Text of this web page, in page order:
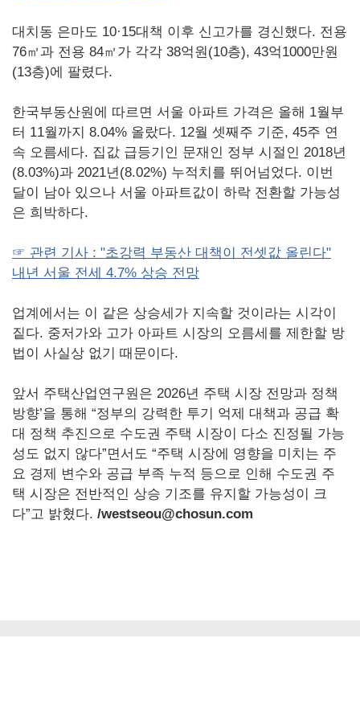
대치동 은마도 10·15대책 이후 신고가를 경신했다. 전용
76㎡과 전용 84㎡가 각각 38억원(10층), 43억1000만원
(13층)에 팔렸다.
한국부동산원에 따르면 서울 아파트 가격은 올해 1월부
터 11월까지 8.04% 올랐다. 12월 셋째주 기준, 45주 연
속 오름세다. 집값 급등기인 문재인 정부 시절인 2018년
(8.03%)과 2021년(8.02%) 누적치를 뛰어넘었다. 이번
달이 남아 있으나 서울 아파트값이 하락 전환할 가능성
은 희박하다.
☞ 관련 기사 : "초강력 부동산 대책이 전셋값 올린다"
내년 서울 전세 4.7% 상승 전망
업계에서는 이 같은 상승세가 지속할 것이라는 시각이
짙다. 중저가와 고가 아파트 시장의 오름세를 제한할 방
법이 사실상 없기 때문이다.
앞서 주택산업연구원은 2026년 주택 시장 전망과 정책
방향’을 통해 “정부의 강력한 투기 억제 대책과 공급 확
대 정책 추진으로 수도권 주택 시장이 다소 진정될 가능
성도 없지 않다”면서도 “주택 시장에 영향을 미치는 주
요 경제 변수와 공급 부족 누적 등으로 인해 수도권 주
택 시장은 전반적인 상승 기조를 유지할 가능성이 크
다”고 밝혔다. /westseou@chosun.com